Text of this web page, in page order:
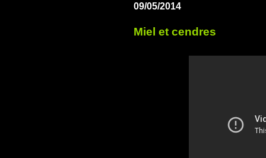
09/05/2014
Miel et cendres